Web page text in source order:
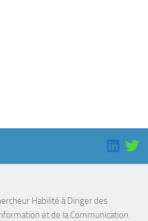
Habilité à Diriger des
et de la Communication.